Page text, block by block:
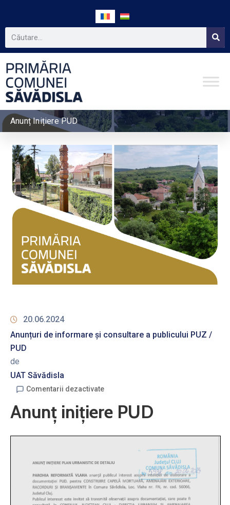
Anunț Inițiere PUD
20.06.2024
Anunțuri de informare și consultare a publicului PUZ /
PUD
de
UAT Săvădisla
Comentarii dezactivate
Anunț inițiere PUD